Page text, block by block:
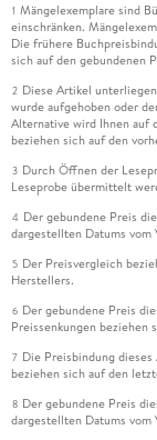
1 Mängelexemplare sind
einschränken.
Die frühere
sich auf den gebundenen
2 Diese Artikel
wurde aufgehoben oder
Alternative wird Ihnen auf
beziehen sich auf den
3 Durch Öffnen der
Leseprobe übermittelt
4 Der gebundene Preis
dargestellten Datums vom
5 Der Preisvergleich
Herstellers.
6 Der gebundene Preis
Preissenkungen beziehen
7 Die Preisbindung
beziehen sich auf den
8 Der gebundene Preis
dargestellten Datums vom